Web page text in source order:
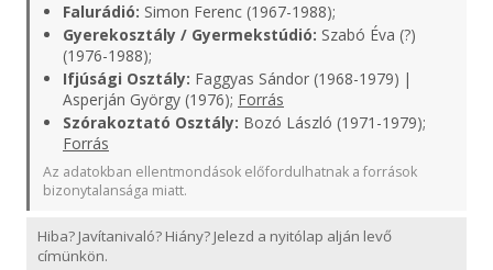
Falurádió: Simon Ferenc (1967-1988);
Gyerekosztály / Gyermekstúdió: Szabó Éva (?)
(1976-1988);
Ifjúsági Osztály: Faggyas Sándor (1968-1979) |
Asperján György (1976); Forrás
Szórakoztató Osztály: Bozó László (1971-1979);
Forrás
Az adatokban ellentmondások előfordulhatnak a források
bizonytalansága miatt.
Hiba? Javítanivaló? Hiány? Jelezd a nyitólap alján levő
címünkön.